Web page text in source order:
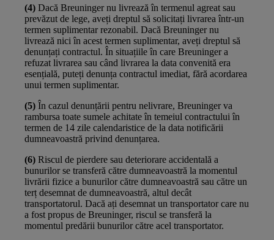
(4) Dacă Breuninger nu livrează în termenul agreat sau
prevăzut de lege, aveți dreptul să solicitați livrarea într-un
termen suplimentar rezonabil. Dacă Breuninger nu
livrează nici în acest termen suplimentar, aveți dreptul să
denunțați contractul. În situațiile în care Breuninger a
refuzat livrarea sau când livrarea la data convenită era
esențială, puteți denunța contractul imediat, fără acordarea
unui termen suplimentar.
(5) În cazul denunțării pentru nelivrare, Breuninger va
rambursa toate sumele achitate în temeiul contractului în
termen de 14 zile calendaristice de la data notificării
dumneavoastră privind denunțarea.
(6) Riscul de pierdere sau deteriorare accidentală a
bunurilor se transferă către dumneavoastră la momentul
livrării fizice a bunurilor către dumneavoastră sau către un
terț desemnat de dumneavoastră, altul decât
transportatorul. Dacă ați desemnat un transportator care nu
a fost propus de Breuninger, riscul se transferă la
momentul predării bunurilor către acel transportator.